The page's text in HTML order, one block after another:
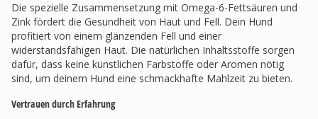
Die spezielle Zusammensetzung mit Omega-6-Fettsäuren und
Zink fördert die Gesundheit von Haut und Fell. Dein Hund
profitiert von einem glänzenden Fell und einer
widerstandsfähigen Haut. Die natürlichen Inhaltsstoffe sorgen
dafür, dass keine künstlichen Farbstoffe oder Aromen nötig
sind, um deinem Hund eine schmackhafte Mahlzeit zu bieten.
Vertrauen durch Erfahrung